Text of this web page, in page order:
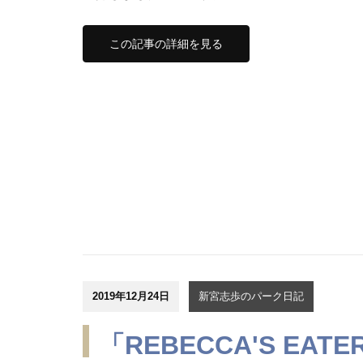
この記事の詳細を見る
2019年12月24日 新宮志歩のパーク日記
「REBECCA'S